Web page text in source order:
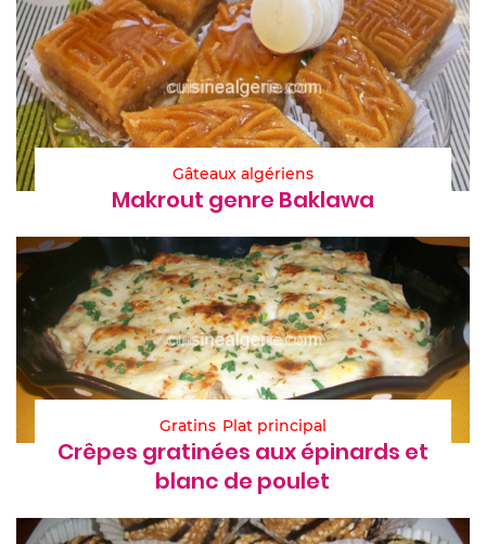
Gâteaux algériens
Makrout genre Baklawa
Gratins Plat principal
Crêpes gratinées aux épinards et
blanc de poulet